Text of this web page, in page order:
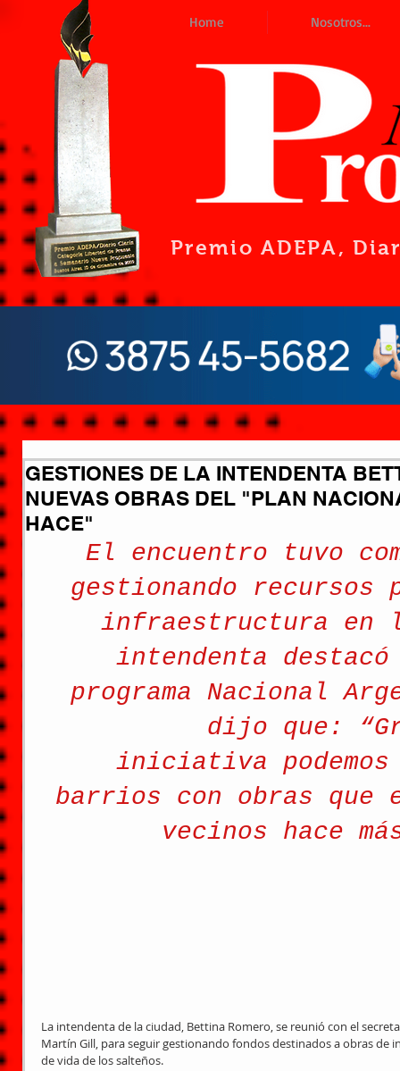
Home Nosotros...
Premio ADEPA,
GESTIONES DE LA INTENDENTA
NUEVAS OBRAS DEL "PLAN
HACE"
El encuentro tuvo
gestionando recursos
infraestructura en
intendenta
programa Nacional
dijo que:
iniciativa
barrios con obras que
vecinos hace
La intendenta de la ciudad, Bettina Romero, se reunió con el
Martín Gill, para seguir gestionando fondos destinados a obras de
de vida de los salteños.